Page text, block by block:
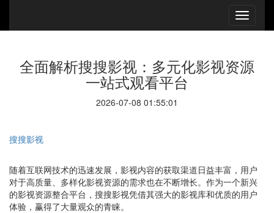
全面解析搜搜影视：多元化影视资源
一站式观看平台
2026-07-08 01:55:01
搜搜影视
随着互联网技术的迅速发展，影视内容的获取渠道日益丰富，用户
对于高质量、多样化影视资源的需求也在不断增长。作为一个新兴
的影视资源整合平台，搜搜影视凭借其强大的影视库和优质的用户
体验，赢得了大量观众的青睐。